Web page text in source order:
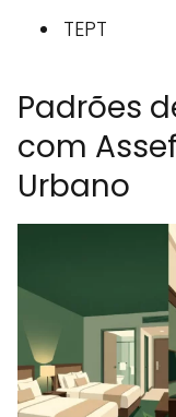
TEPT
Padrões
com
Urbano